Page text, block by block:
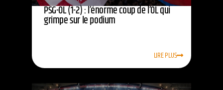
PSG-OL (1-2) : l’énorme coup de l’OL qui
grimpe sur le podium
LIRE PLUS